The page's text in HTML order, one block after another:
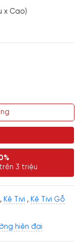
x Cao)
3 triệu
, Kệ Tivi , Kệ Tivi Gỗ
hiện đại